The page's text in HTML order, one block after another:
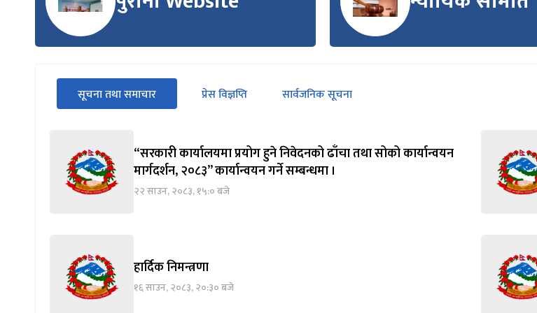
सीधा
पहिलो
जानुहोस्
सूचना तथा समाचार
(सक्रिय ट्याब)
प्रेस विज्ञप्ति सार्वजनिक सूचना
“सरकारी कार्यालयमा प्रयोग हुने निवेदनको ढाँचा तथा सोको कार्यान्वयन
मार्गदर्शन, २०८३” कार्यान्वयन गर्ने सम्बन्धमा ।
२२ साउन, २०८३, १५:० बजे
हार्दिक निमन्त्रणा
१६ साउन, २०८३, २०:३० बजे